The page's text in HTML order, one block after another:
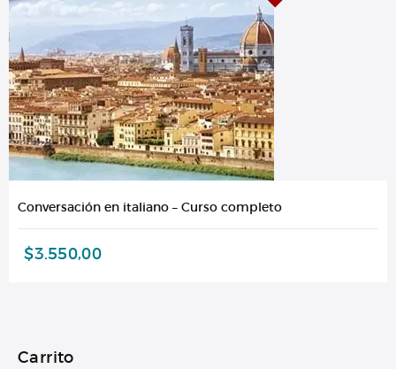
Conversación en italiano – Curso completo
$3.550,00
Carrito